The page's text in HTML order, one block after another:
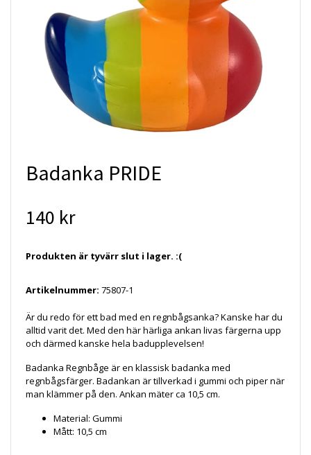
Badanka PRIDE
140 kr
Produkten är tyvärr slut i lager. :(
Artikelnummer: 75807-1
Är du redo för ett bad med en regnbågsanka? Kanske har du
alltid varit det. Med den här härliga ankan livas färgerna upp
och därmed kanske hela badupplevelsen!
Badanka Regnbåge är en klassisk badanka med
regnbågsfärger. Badankan är tillverkad i gummi och piper när
man klämmer på den. Ankan mäter ca 10,5 cm.
Material: Gummi
Mått: 10,5 cm